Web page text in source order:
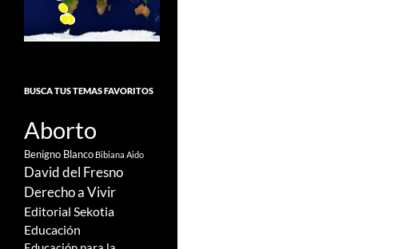
BUSCA TUS TEMAS FAVORITOS
Aborto
Benigno Blanco Bibiana Aido
David del Fresno
Derecho a Vivir
Editorial Sekotia
Educación